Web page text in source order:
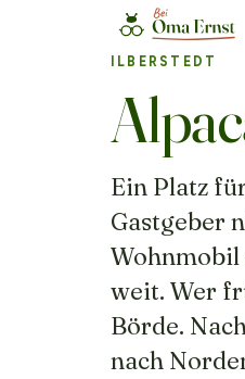
ILBERSTEDT
Ein Platz
Gastgeber
Wohnmobil
weit. Wer
Börde.
nach